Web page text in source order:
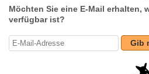
Möchten Sie eine E-Mail erhalten,
verfügbar ist?
Gib